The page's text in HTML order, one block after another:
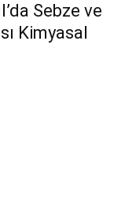
Sebze ve
Kimyasal